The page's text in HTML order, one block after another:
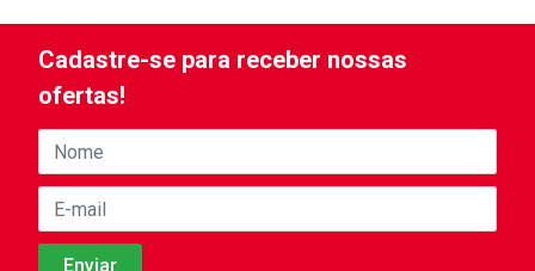
Cadastre-se para receber nossas
ofertas!